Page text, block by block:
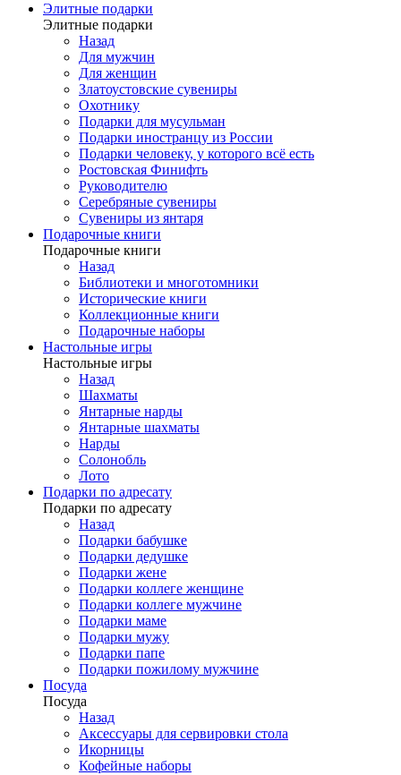
Элитные подарки
Элитные подарки
Назад
Для мужчин
Для женщин
Златоустовские сувениры
Охотнику
Подарки для мусульман
Подарки иностранцу из России
Подарки человеку, у которого всё есть
Ростовская Финифть
Руководителю
Серебряные сувениры
Сувениры из янтаря
Подарочные книги
Подарочные книги
Назад
Библиотеки и многотомники
Исторические книги
Коллекционные книги
Подарочные наборы
Настольные игры
Настольные игры
Назад
Шахматы
Янтарные нарды
Янтарные шахматы
Нарды
Солонобль
Лото
Подарки по адресату
Подарки по адресату
Назад
Подарки бабушке
Подарки дедушке
Подарки жене
Подарки коллеге женщине
Подарки коллеге мужчине
Подарки маме
Подарки мужу
Подарки папе
Подарки пожилому мужчине
Посуда
Посуда
Назад
Аксессуары для сервировки стола
Икорницы
Кофейные наборы